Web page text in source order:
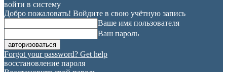
войти в систему
Добро пожаловать! Войдите в свою учётную запись
Ваше имя пользователя
Ваш пароль
Forgot your password? Get help
восстановление пароля